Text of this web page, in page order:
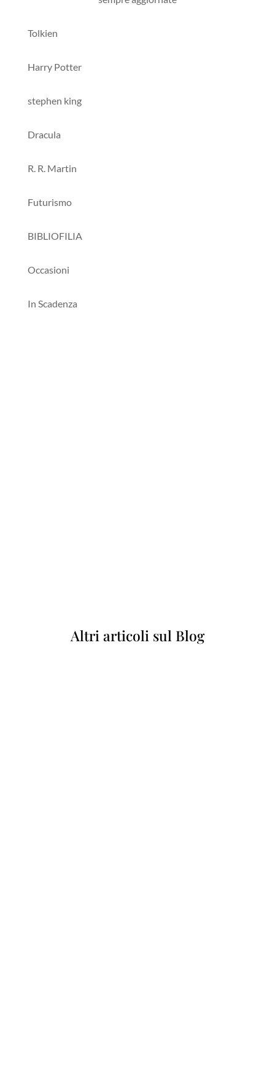
Tolkien
Harry Potter
stephen king
Dracula
R. R. Martin
Futurismo
BIBLIOFILIA
Occasioni
In Scadenza
Altri articoli sul Blog